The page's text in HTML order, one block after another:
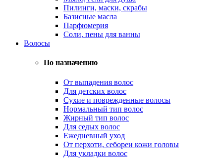
Пилинги, маски, скрабы
Базисные масла
Парфюмерия
Соли, пены для ванны
Волосы
По назначению
От выпадения волос
Для детских волос
Сухие и поврежденные волосы
Нормальный тип волос
Жирный тип волос
Для седых волос
Ежедневный уход
От перхоти, себореи кожи головы
Для укладки волос